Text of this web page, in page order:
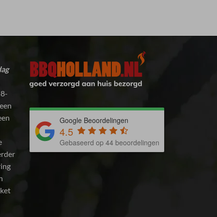
Google Beoordelingen
4.5
Gebaseerd op 44 beoordelingen